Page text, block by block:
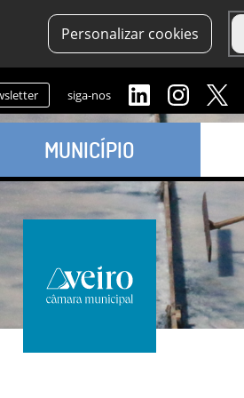
Personalizar cookies
siga-nos
MUNICÍPIO